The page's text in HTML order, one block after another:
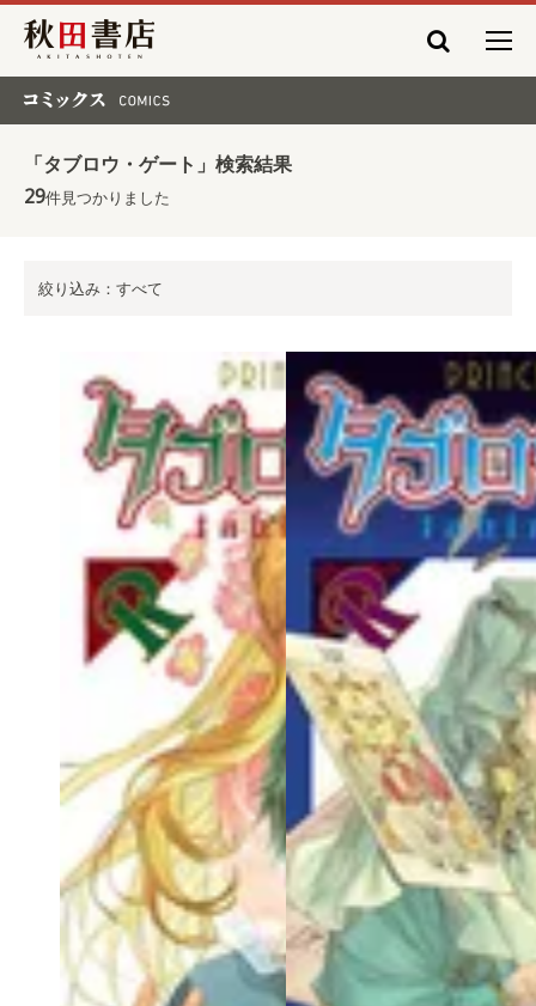
秋田書店
「タブロウ・ゲート」検索結果
29件見つかりました
絞り込み：すべて